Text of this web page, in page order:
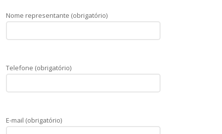
Nome representante (obrigatório)
Telefone (obrigatório)
E-mail (obrigatório)